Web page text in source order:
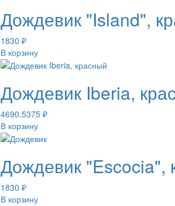
Дождевик "Island",
1830 ₽
В корзину
Дождевик Iberia,
4690.5375 ₽
В корзину
Дождевик "Escocia",
1830 ₽
В корзину